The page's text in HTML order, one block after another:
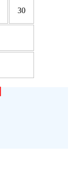
30